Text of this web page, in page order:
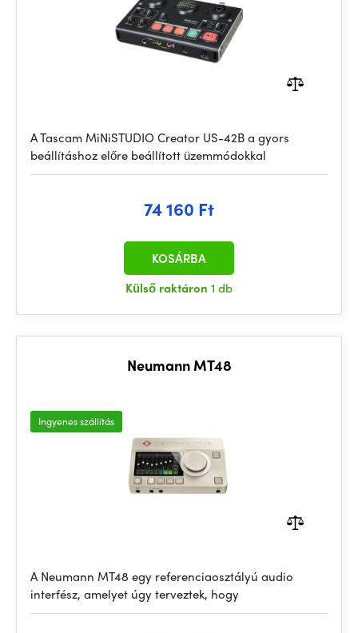
A Tascam MiNiSTUDIO Creator US-42B a gyors
beállításhoz előre beállított üzemmódokkal
74 160 Ft
Külső raktáron 1 db
KOSÁRBA
Neumann MT48
Ingyenes szállítás
A Neumann MT48 egy referenciaosztályú audio
interfész, amelyet úgy terveztek, hogy